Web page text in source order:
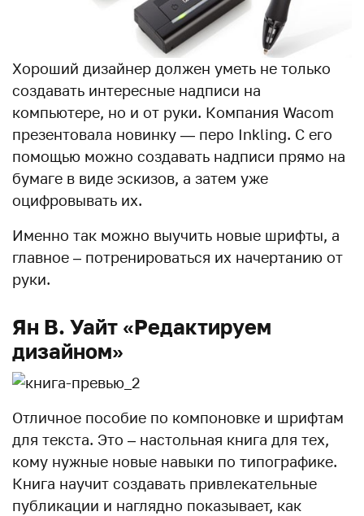
Хороший дизайнер должен уметь не только
создавать интересные надписи на
компьютере, но и от руки. Компания Wacom
презентовала новинку — перо Inkling. С его
помощью можно создавать надписи прямо на
бумаге в виде эскизов, а затем уже
оцифровывать их.
Именно так можно выучить новые шрифты, а
главное – потренироваться их начертанию от
руки.
Ян В. Уайт «Редактируем
дизайном»
Отличное пособие по компоновке и шрифтам
для текста. Это – настольная книга для тех,
кому нужные новые навыки по типографике.
Книга научит создавать привлекательные
публикации и наглядно показывает, как